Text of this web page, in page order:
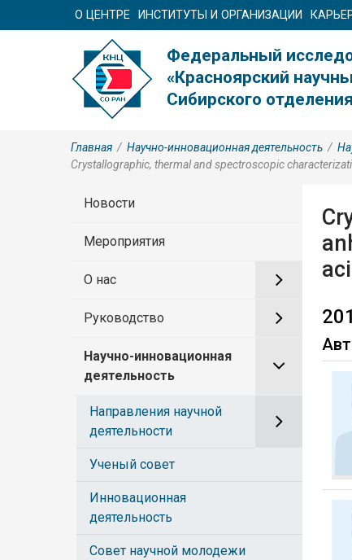
О ЦЕНТРЕ ИНСТИТУТЫ И ОРГАНИЗАЦИИ
Федеральный
«Красноярский
Сибирского
Главная / Научно-инновационная деятельность /
Crystallographic, thermal and spectroscopic
Новости
Мероприятия
О нас
Руководство
Научно-инновационная
деятельность
Направления научной
деятельности
Ученый совет
Инновационная
деятельность
Совет научной молодежи